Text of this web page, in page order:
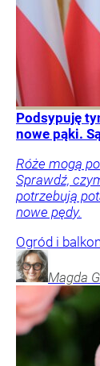
Podsypuję
nowe pąki.
Róże mogą
Sprawdź,
potrzebują
nowe pędy.
Ogród i balkon
Magda